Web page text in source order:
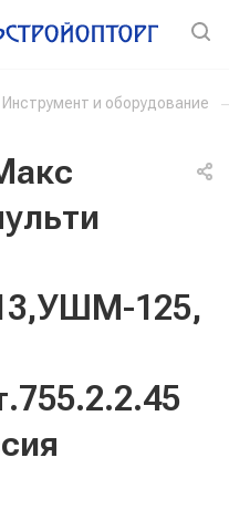
Инструмент и оборудование
125,